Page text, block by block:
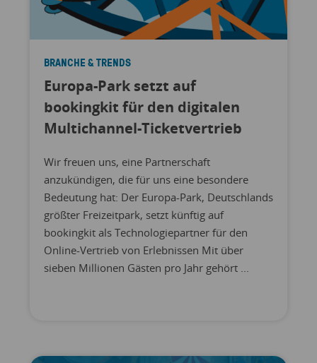
BRANCHE & TRENDS
Europa-Park setzt auf
bookingkit für den digitalen
Multichannel-Ticketvertrieb
Wir freuen uns, eine Partnerschaft
anzukündigen, die für uns eine besondere
Bedeutung hat: Der Europa-Park, Deutschlands
größter Freizeitpark, setzt künftig auf
bookingkit als Technologiepartner für den
Online-Vertrieb von Erlebnissen Mit über
sieben Millionen Gästen pro Jahr gehört ...